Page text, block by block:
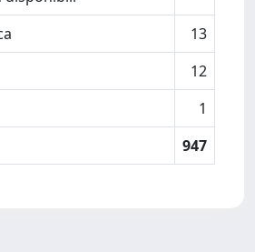
13
12
1
947